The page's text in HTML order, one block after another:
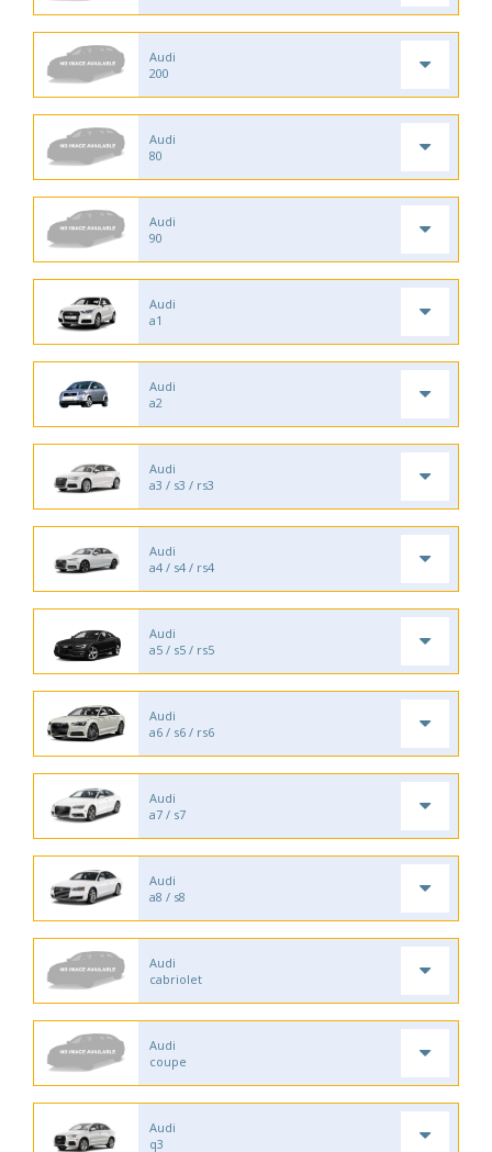
Audi
200
Audi
80
Audi
90
Audi
a1
Audi
a2
Audi
a3 / s3 / rs3
Audi
a4 / s4 / rs4
Audi
a5 / s5 / rs5
Audi
a6 / s6 / rs6
Audi
a7 / s7
Audi
a8 / s8
Audi
cabriolet
Audi
coupe
Audi
q3